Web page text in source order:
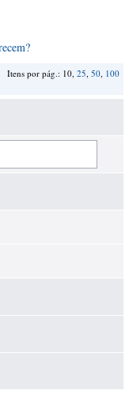
Itens por pág.: 10, 25, 50, 100